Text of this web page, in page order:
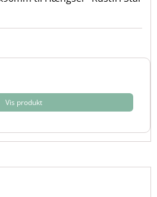
og udseende.
Vis produkt